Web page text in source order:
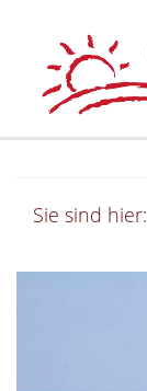
Sie sind hier: